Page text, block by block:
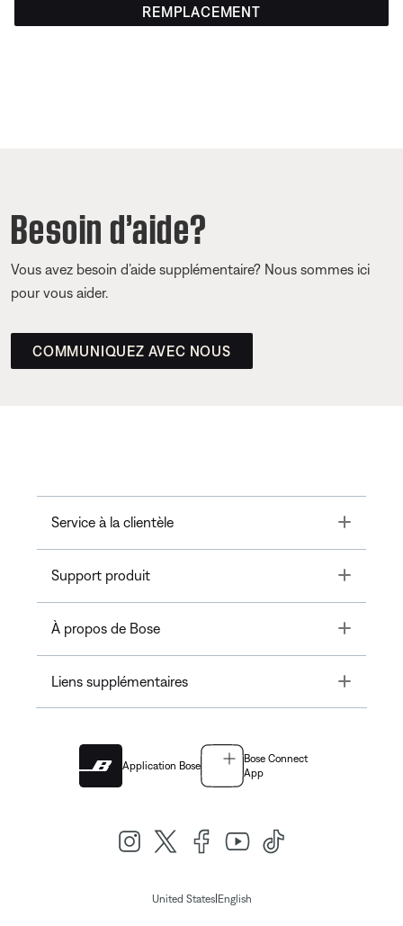
REMPLACEMENT
Besoin d’aide?
Vous avez besoin d’aide supplémentaire? Nous sommes ici
pour vous aider.
COMMUNIQUEZ AVEC NOUS
Service à la clientèle Toggle
Support produit Toggle
À propos de Bose Toggle
Liens supplémentaires Toggle
Application Bose
Bose Connect
App
United States| English